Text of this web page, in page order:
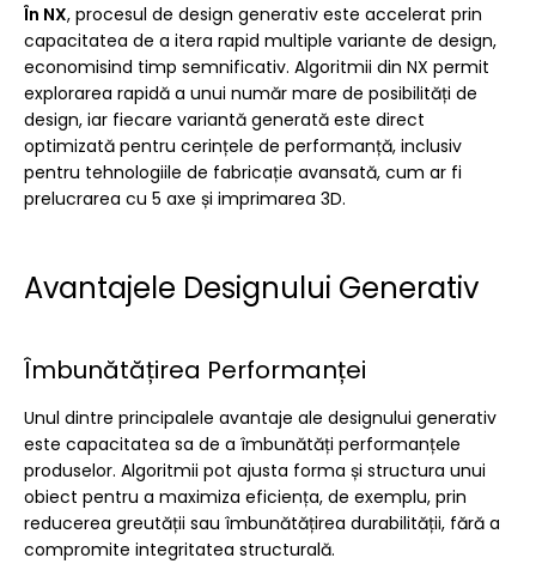
În NX, procesul de design generativ este accelerat prin
capacitatea de a itera rapid multiple variante de design,
economisind timp semnificativ. Algoritmii din NX permit
explorarea rapidă a unui număr mare de posibilități de
design, iar fiecare variantă generată este direct
optimizată pentru cerințele de performanță, inclusiv
pentru tehnologiile de fabricație avansată, cum ar fi
prelucrarea cu 5 axe și imprimarea 3D.
Avantajele Designului Generativ
Îmbunătățirea Performanței
Unul dintre principalele avantaje ale designului generativ
este capacitatea sa de a îmbunătăți performanțele
produselor. Algoritmii pot ajusta forma și structura unui
obiect pentru a maximiza eficiența, de exemplu, prin
reducerea greutății sau îmbunătățirea durabilității, fără a
compromite integritatea structurală.